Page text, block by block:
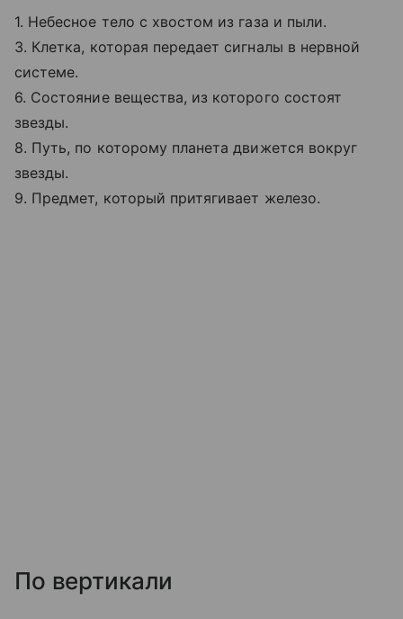
1. Небесное тело с хвостом из газа и пыли.
3. Клетка, которая передает сигналы в нервной
системе.
6. Состояние вещества, из которого состоят
звезды.
8. Путь, по которому планета движется вокруг
звезды.
9. Предмет, который притягивает железо.
По вертикали